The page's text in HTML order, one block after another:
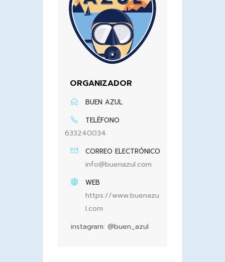
ORGANIZADOR
BUEN AZUL
TELÉFONO
633240034
CORREO ELECTRÓNICO
info@buenazul.com
WEB
https://www.buenazu
l.com
instagram: @buen_azul